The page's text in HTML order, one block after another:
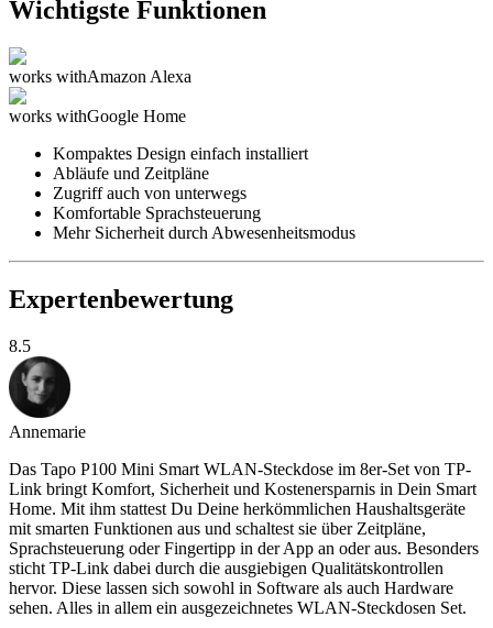
Wichtigste Funktionen
works withAmazon Alexa
works withGoogle Home
Kompaktes Design einfach installiert
Abläufe und Zeitpläne
Zugriff auch von unterwegs
Komfortable Sprachsteuerung
Mehr Sicherheit durch Abwesenheitsmodus
Expertenbewertung
8.5
Annemarie
Das Tapo P100 Mini Smart WLAN-Steckdose im 8er-Set von TP-
Link bringt Komfort, Sicherheit und Kostenersparnis in Dein Smart
Home. Mit ihm stattest Du Deine herkömmlichen Haushaltsgeräte
mit smarten Funktionen aus und schaltest sie über Zeitpläne,
Sprachsteuerung oder Fingertipp in der App an oder aus. Besonders
sticht TP-Link dabei durch die ausgiebigen Qualitätskontrollen
hervor. Diese lassen sich sowohl in Software als auch Hardware
sehen. Alles in allem ein ausgezeichnetes WLAN-Steckdosen Set.